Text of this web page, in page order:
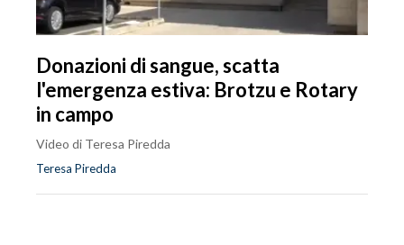
Donazioni di sangue, scatta
l'emergenza estiva: Brotzu e Rotary
in campo
Video di Teresa Piredda
Teresa Piredda